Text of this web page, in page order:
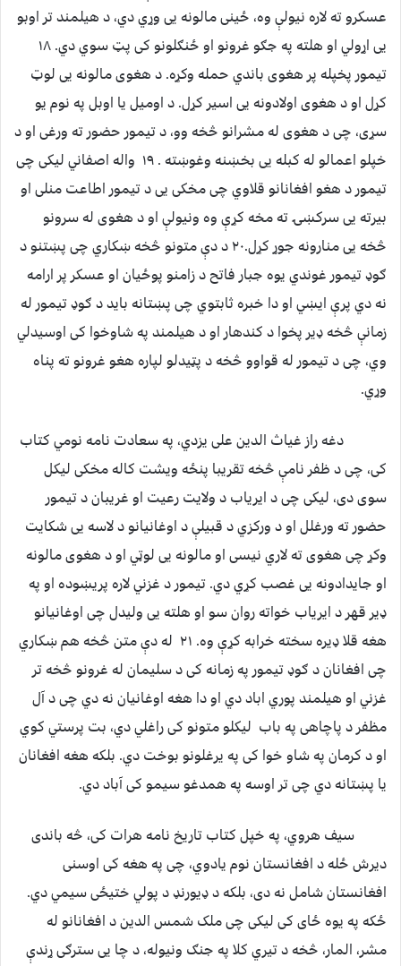
عسکرو ته لاره نیولې وه، ځینی مالونه یی وړي دي، د هیلمند تر اوبو
تیمور پخپله پر هغوی باندي حمله وکړه. د هغوی مالونه یی لوټ
کړل او د هغوی اولادونه یی اسیر کړل. د اومیل یا اوبل په نوم یو
سړی، چی د هغوی له مشرانو څخه وو، د تیمور حضور ته ورغی او د
خپلو اعمالو له کبله یی بخښنه وغوښته . ۱۹ واله اصفاني لیکی چی
تیمور د هغو افغانانو قلاوي چی مخکی یی د تیمور اطاعت منلی او
بیرته یی سرکښۍ ته مخه کړې وه ونیولې او د هغوی له سرونو
څخه یی منارونه جوړ کړل.۲۰ د دې متونو څخه ښکاري چی پښتنو د
ګوډ تیمور غوندي یوه جبار فاتح د زامنو پوځیان او عسکر پر ارامه
نه دي پرې ایښي او دا خبره ثابتوي چی پښتانه باید د ګوډ تیمور له
زمانې څخه ډیر پخوا د کندهار او د هیلمند په شاوخوا کی اوسیدلي
وي، چی د تیمور له قواوو څخه د پټیدلو لپاره هغو غرونو ته پناه
وړي.
دغه راز غیاث الدین علی یزدي، په سعادت نامه نومي کتاب
کی، چی د ظفر نامې څخه تقریبا پنځه ویشت کاله مخکی لیکل
سوی دی، لیکی چی د ایریاب د ولایت رعیت او غریبان د تیمور
حضور ته ورغلل او د ورکزي د قبیلې د اوغانیانو د لاسه یی شکایت
وکړ چی هغوی ته لاري نیسی او مالونه یی لوټي او د هغوی مالونه
او جایدادونه یی غصب کړي دي. تیمور د غزني لاره پریښوده او په
ډیر قهر د ایریاب خواته روان سو او هلته یی ولیدل چی اوغانیانو
هغه قلا ډیره سخته خرابه کړې وه. ۲۱ له دې متن څخه هم ښکاري
چی افغانان د ګوډ تیمور په زمانه کی د سلیمان له غرونو څخه تر
غزني او هیلمند پوري اباد دي او دا هغه اوغانیان نه دي چی د آل
مظفر د پاچاهی په باب لیکلو متونو کی راغلي دي، بت پرستي کوي
او د کرمان په شاو خوا کی په یرغلونو بوخت دي. بلکه هغه افغانان
یا پښتانه دي چی تر اوسه په همدغو سیمو کی آباد دي.
سیف هروي، په خپل کتاب تاریخ نامه هرات کی، څه باندی
دیرش ځله د افغانستان نوم یادوي، چی په هغه کی اوسنی
افغانستان شامل نه دی، بلکه د ډیورنډ د پولي ختیځی سیمي دي.
ځکه په یوه ځای کی لیکی چی ملک شمس الدین د افغانانو له
مشر، المار، څخه د تیري کلا په جنګ ونیوله، د چا یی سترګی ړندې